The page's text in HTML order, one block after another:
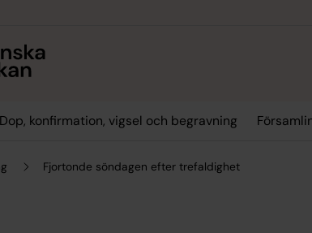
Dop, konfirmation, vigsel och begravning
Fjortonde söndagen efter trefaldighet